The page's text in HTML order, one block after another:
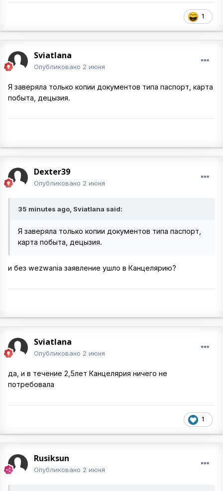
1
Sviatlana
Опубликовано 2 июня
Я заверяла только копии документов типа паспорт, карта
побыта, децызия.
Dexter39
Опубликовано 2 июня
35 minutes ago, Sviatlana said:
Я заверяла только копии документов типа паспорт,
карта побыта, децызия.
и без wezwania заявление ушло в Канцелярию?
Sviatlana
Опубликовано 2 июня
да, и в течение 2,5лет Канцелярия ничего не
потребовала
1
Rusiksun
Опубликовано 2 июня